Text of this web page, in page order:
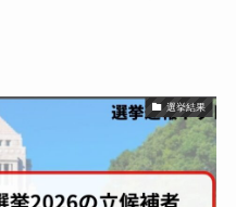
選挙結果